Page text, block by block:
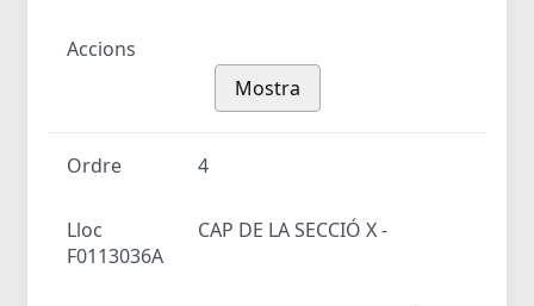
Accions
Mostra
Ordre 4
Lloc
CAP DE LA SECCIÓ X -
F0113036A